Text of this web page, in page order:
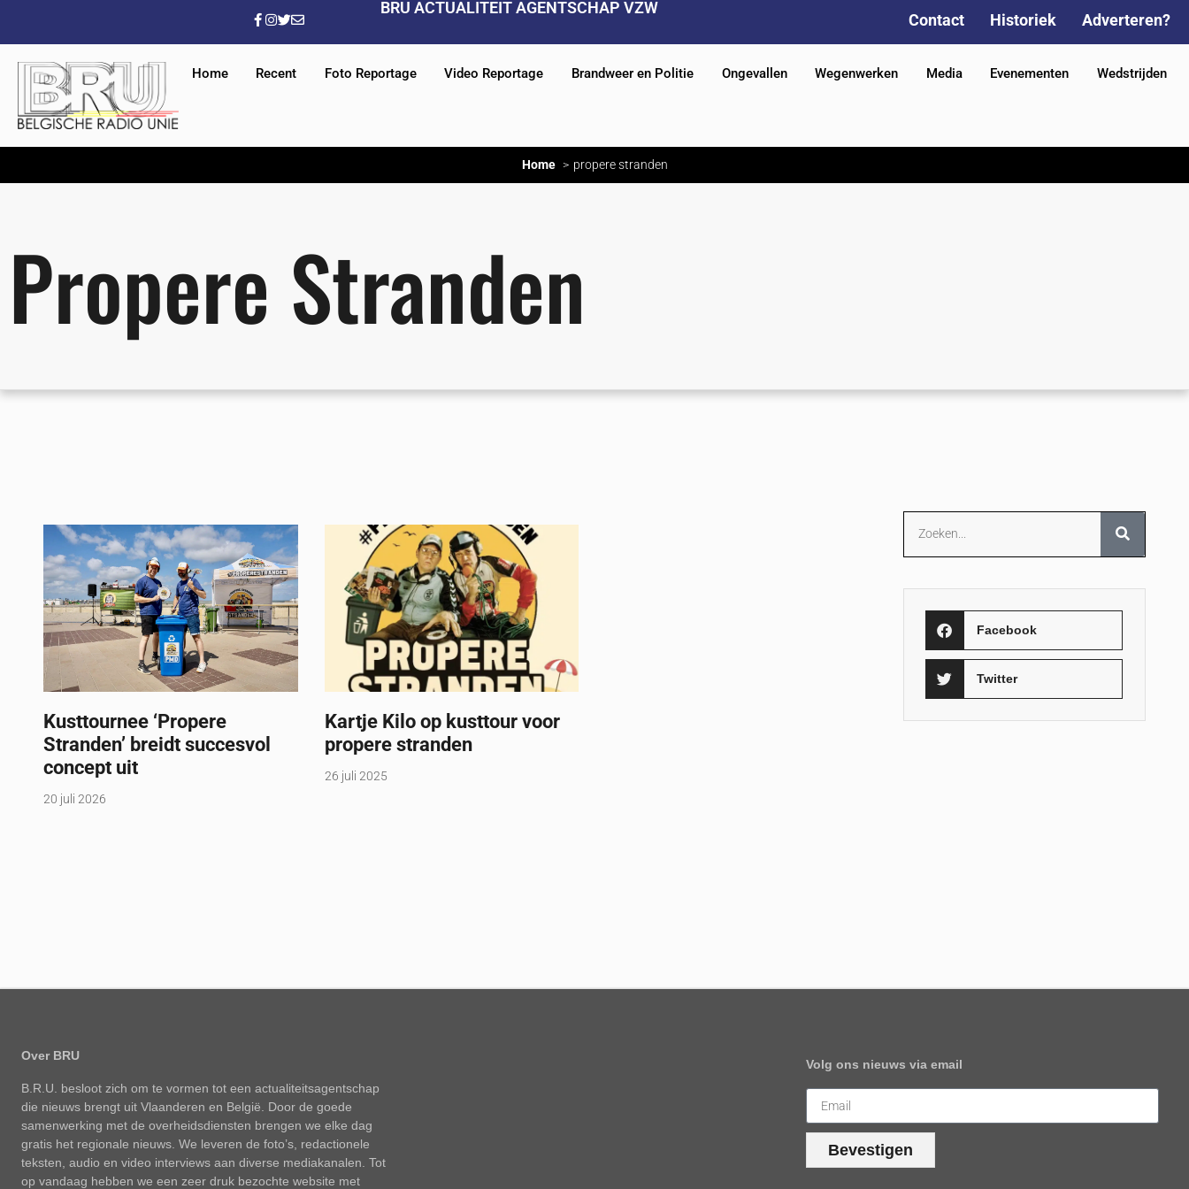
BRU ACTUALITEIT AGENTSCHAP VZW
Contact Historiek Adverteren?
Home Recent Foto Reportage Video Reportage Brandweer en Politie Ongevallen Wegenwerken Media Evenementen Wedstrijden
Home propere stranden
Propere Stranden
Kusttournee ‘Propere
Stranden’ breidt succesvol
concept uit
20 juli 2026
Kartje Kilo op kusttour voor
propere stranden
26 juli 2025
Facebook
Twitter
Over BRU
B.R.U. besloot zich om te vormen tot een actualiteitsagentschap
die nieuws brengt uit Vlaanderen en België. Door de goede
samenwerking met de overheidsdiensten brengen we elke dag
gratis het regionale nieuws. We leveren de foto’s, redactionele
teksten, audio en video interviews aan diverse mediakanalen. Tot
op vandaag hebben we een zeer druk bezochte website met
Volg ons nieuws via email
Bevestigen